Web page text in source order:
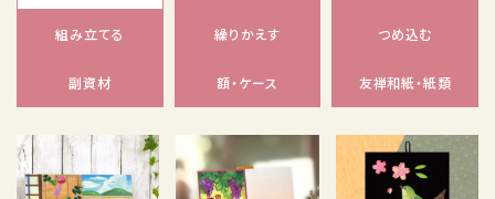
組み立てる 繰りかえす つめ込む
副資材 額・ケース 友禅和紙・紙類